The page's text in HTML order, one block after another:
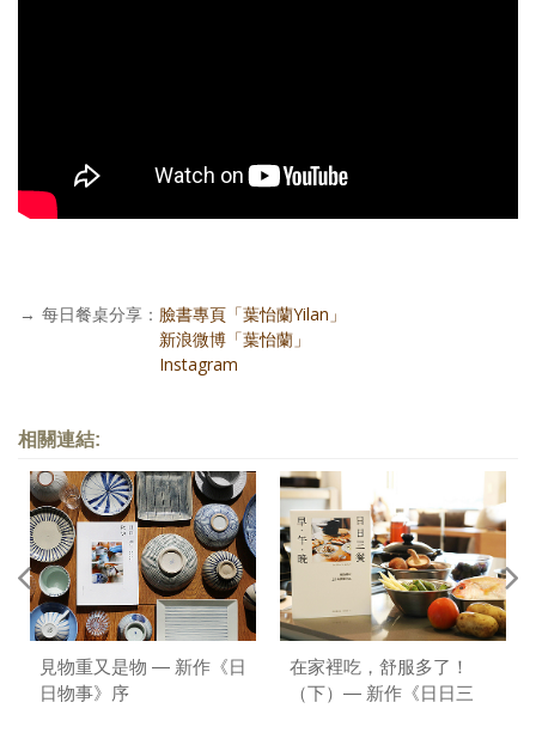
→ 每日餐桌分享： 臉書專頁「葉怡蘭Yilan」
新浪微博「葉怡蘭」
Instagram
相關連結:
見物重又是物 — 新作《日
日物事》序
在家裡吃，舒服多了！
（下）— 新作《日日三